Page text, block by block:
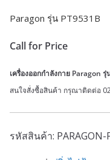
Paragon รุ่น PT9531B
Call for Price
เครื่องออกกำลังกาย Paragon รุ่
สนใจสั่งซื้อสินค้า กรุณาติดต่อ
รหัสสินค้า: